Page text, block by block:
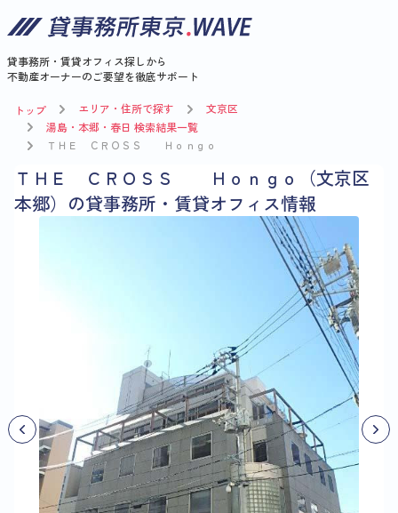
貸事務所・賃貸オフィス探しから
不動産オーナーのご要望を徹底サポート
トップ エリア・住所で探す
文京区
湯島・本郷・春日 検索結果一覧
ＴＨＥ ＣＲＯＳＳ Ｈｏｎｇｏ
ＴＨＥ ＣＲＯＳＳ Ｈｏｎｇｏ（文京区
本郷）の貸事務所・賃貸オフィス情報